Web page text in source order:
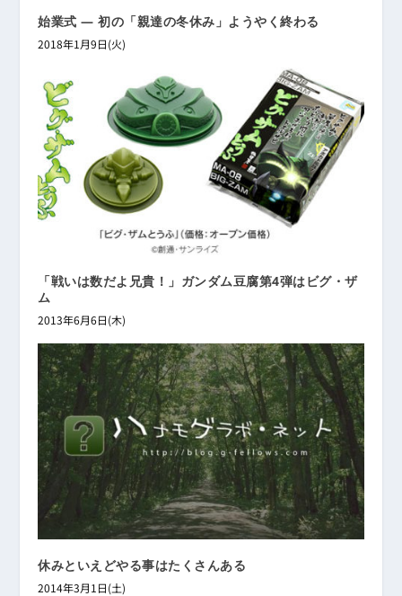
始業式 ― 初の「親達の冬休み」ようやく終わる
2018年1月9日(火)
「戦いは数だよ兄貴！」ガンダム豆腐第4弾はビグ・ザ
ム
2013年6月6日(木)
休みといえどやる事はたくさんある
2014年3月1日(土)